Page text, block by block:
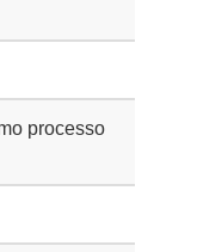
processo